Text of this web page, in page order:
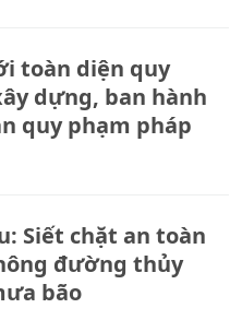
toàn diện quy
dựng, ban hành
quy phạm pháp
Siết chặt an toàn
đường thủy
bão